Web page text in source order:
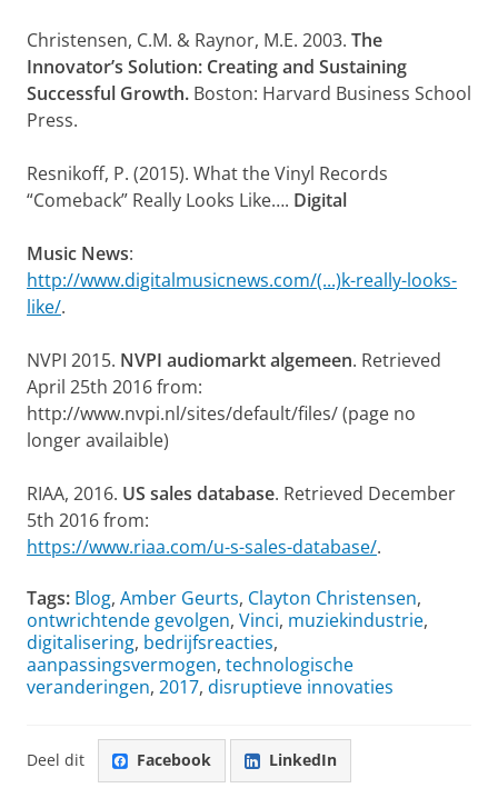
Christensen, C.M. & Raynor, M.E. 2003. The
Innovator’s Solution: Creating and Sustaining
Successful Growth. Boston: Harvard Business School
Press.
Resnikoff, P. (2015). What the Vinyl Records
“Comeback” Really Looks Like…. Digital
Music News:
http://www.digitalmusicnews.com/(...)k-really-looks-
like/.
NVPI 2015. NVPI audiomarkt algemeen. Retrieved
April 25th 2016 from:
http://www.nvpi.nl/sites/default/files/ (page no
longer availaible)
RIAA, 2016. US sales database. Retrieved December
5th 2016 from:
https://www.riaa.com/u-s-sales-database/.
Tags: Blog, Amber Geurts, Clayton Christensen,
ontwrichtende gevolgen, Vinci, muziekindustrie,
digitalisering, bedrijfsreacties,
aanpassingsvermogen, technologische
veranderingen, 2017, disruptieve innovaties
Deel dit Facebook LinkedIn